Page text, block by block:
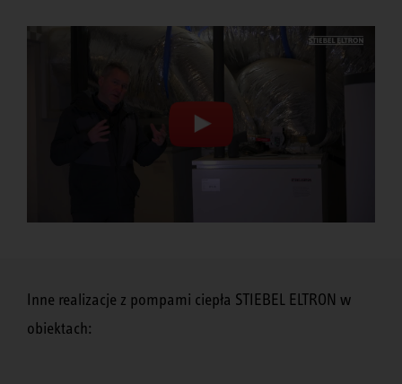
Inne realizacje z pompami ciepła STIEBEL ELTRON w
obiektach: